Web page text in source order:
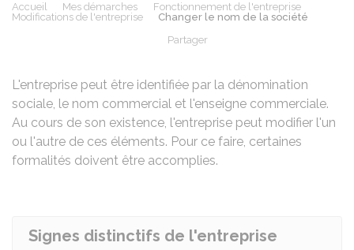
Accueil Mes démarches
Fonctionnement de l'entreprise
Modifications de l'entreprise
Changer le nom de la société
Partager
L'entreprise peut être identifiée par la dénomination
sociale, le nom commercial et l'enseigne commerciale.
Au cours de son existence, l'entreprise peut modifier l'un
ou l'autre de ces éléments. Pour ce faire, certaines
formalités doivent être accomplies.
Signes distinctifs de l'entreprise